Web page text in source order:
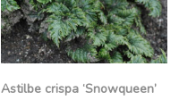
Astilbe crispa ‘Snowqueen’